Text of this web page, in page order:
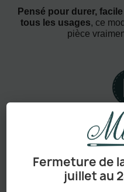
Fermeture de
juillet au
Pensé pour durer,
tous les usages, ce
pièce
Confort absolu